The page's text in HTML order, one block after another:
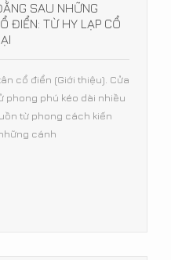
SAU NHỮNG
ĐIỂN: TỪ HY LẠP CỔ
cổ điển (Giới thiệu). Cửa
phong phú kéo dài nhiều
từ phong cách kiến
cánh